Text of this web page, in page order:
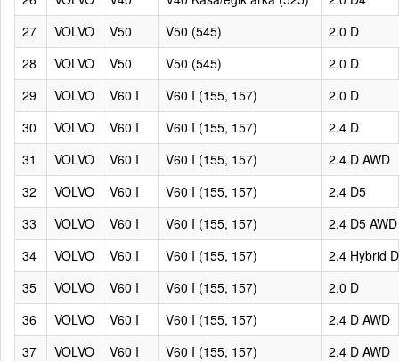
27
VOLVO V50 V50 (545)
2.0 D
28
VOLVO V50 V50 (545)
2.0 D
29
VOLVO V60 I V60 I (155, 157)
2.0 D
30
VOLVO V60 I V60 I (155, 157)
2.4 D
31
VOLVO V60 I V60 I (155, 157)
2.4 D AWD
32
VOLVO V60 I V60 I (155, 157)
2.4 D5
33
VOLVO V60 I V60 I (155, 157)
2.4 D5 AWD
34
VOLVO V60 I V60 I (155, 157)
2.4 Hybrid
35
VOLVO V60 I V60 I (155, 157)
2.0 D
36
VOLVO V60 I V60 I (155, 157)
2.4 D AWD
37
VOLVO V60 I V60 I (155, 157)
2.4 D AWD